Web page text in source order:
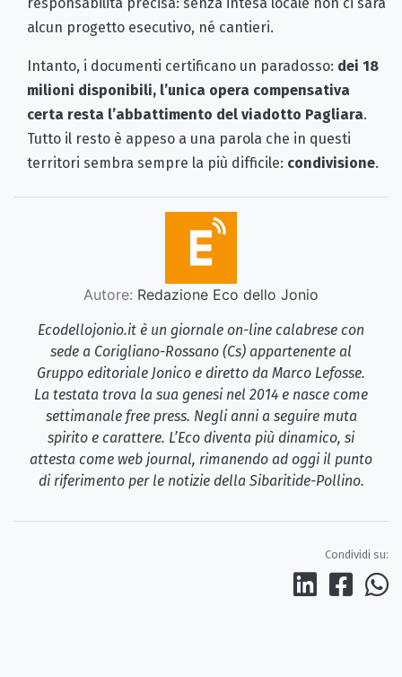
responsabilità precisa: senza intesa locale non ci sarà
alcun progetto esecutivo, né cantieri.
Intanto, i documenti certificano un paradosso: dei 18
milioni disponibili, l’unica opera compensativa
certa resta l’abbattimento del viadotto Pagliara.
Tutto il resto è appeso a una parola che in questi
territori sembra sempre la più difficile: condivisione.
Autore: Redazione Eco dello Jonio
Ecodellojonio.it è un giornale on-line calabrese con
sede a Corigliano-Rossano (Cs) appartenente al
Gruppo editoriale Jonico e diretto da Marco Lefosse.
La testata trova la sua genesi nel 2014 e nasce come
settimanale free press. Negli anni a seguire muta
spirito e carattere. L’Eco diventa più dinamico, si
attesta come web journal, rimanendo ad oggi il punto
di riferimento per le notizie della Sibaritide-Pollino.
Condividi su: